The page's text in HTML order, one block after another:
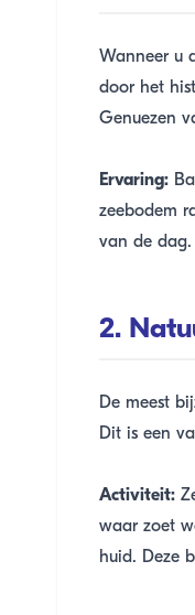
Wanneer u
door het
Genuezen
Ervaring:
zeebodem
van de dag.
2.
De meest
Dit is een
Activiteit:
waar zoet
huid. Deze